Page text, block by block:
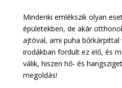
Mindenki emlékszik olyan
épületekben, de akár
ajtóval, ami puha bőrkárpittal
irodákban fordult ez elő, és
válik, hiszen hő- és
megoldás!